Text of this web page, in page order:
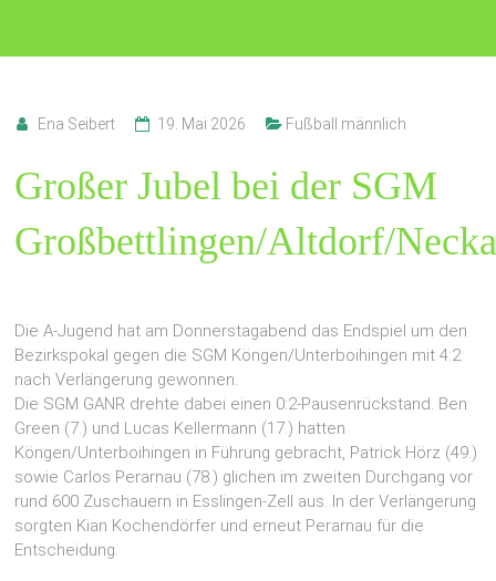
Ena Seibert 19. Mai 2026 Fußball männlich
Großer Jubel bei der SGM
Großbettlingen/Altdorf/
Die A-Jugend hat am Donnerstagabend das Endspiel um den
Bezirkspokal gegen die SGM Köngen/Unterboihingen mit 4:2
nach Verlängerung gewonnen.
Die SGM GANR drehte dabei einen 0:2-Pausenrückstand. Ben
Green (7.) und Lucas Kellermann (17.) hatten
Köngen/Unterboihingen in Führung gebracht, Patrick Hörz (49.)
sowie Carlos Perarnau (78.) glichen im zweiten Durchgang vor
rund 600 Zuschauern in Esslingen-Zell aus. In der Verlängerung
sorgten Kian Kochendörfer und erneut Perarnau für die
Entscheidung.